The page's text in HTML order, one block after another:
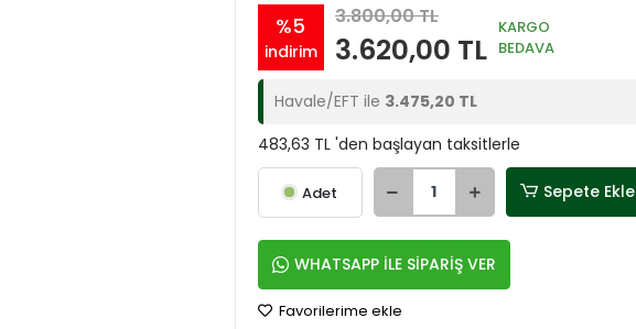
%5
indirim
3.800,00 TL
3.620,00 TL
KARGO
BEDAVA
Havale/EFT ile 3.475,20 TL
483,63 TL 'den başlayan taksitlerle
Adet Sepete Ekle
WHATSAPP İLE SİPARİŞ VER
Favorilerime ekle